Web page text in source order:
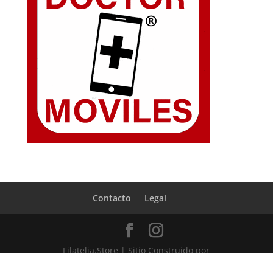
Contacto Legal
Filatelia.Store | Sitio Construido por